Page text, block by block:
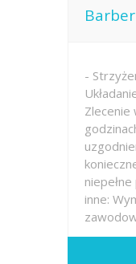
-
Zlecenie
inne: